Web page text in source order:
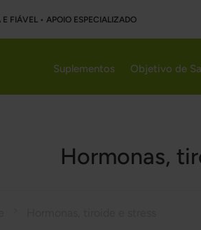
FIÁVEL • APOIO ESPECIALIZADO
Suplementos Objetivo de
Hormonas,